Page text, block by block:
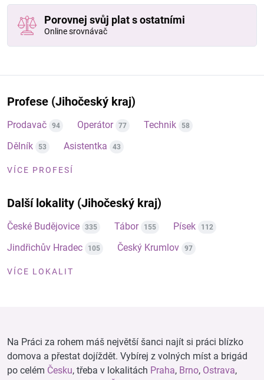
Porovnej svůj plat s ostatními
Online srovnávač
Profese (Jihočeský kraj)
Prodavač 94 Operátor 77 Technik 58
Dělník 53 Asistentka 43
VÍCE PROFESÍ
Další lokality (Jihočeský kraj)
České Budějovice 335 Tábor 155 Písek 112
Jindřichův Hradec 105 Český Krumlov 97
VÍCE LOKALIT
Na Práci za rohem máš největší šanci najít si práci blízko
domova a přestat dojíždět. Vybírej z volných míst a brigád
po celém Česku, třeba v lokalitách Praha, Brno, Ostrava,